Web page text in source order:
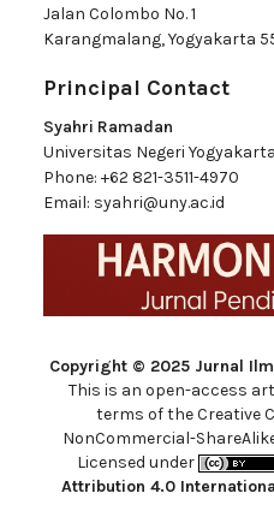
Jalan Colombo No. 1
Karangmalang, Yogyakarta
Principal Contact
Syahri Ramadan
Universitas Negeri Yogyakarta
Phone: +62 821-3511-4970
Email: syahri@uny.ac.id
Copyright © 2025 Jurnal
This is an open-access
terms of the Creative
NonCommercial-
Licensed under
Attribution 4.0